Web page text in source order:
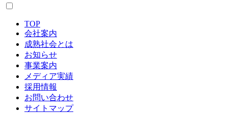
TOP
会社案内
成熟社会とは
お知らせ
事業案内
メディア実績
採用情報
お問い合わせ
サイトマップ